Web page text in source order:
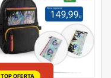
TOP OFERTA